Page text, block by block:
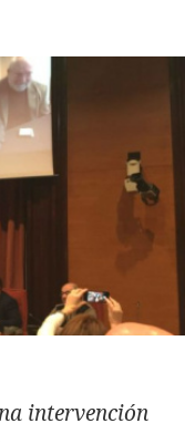
intervención